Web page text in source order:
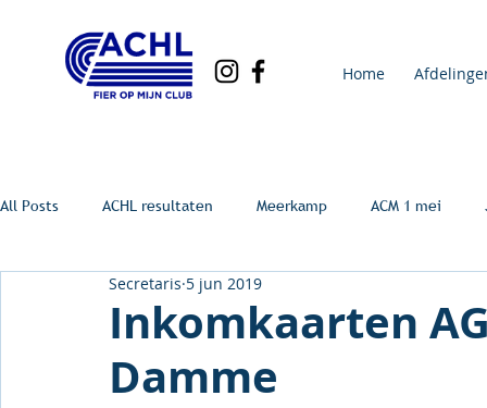
Home
All Posts ACHL resultaten Meerkamp ACM 1 mei
Inkomkaarten
Damme
Secretaris 5 jun 2019